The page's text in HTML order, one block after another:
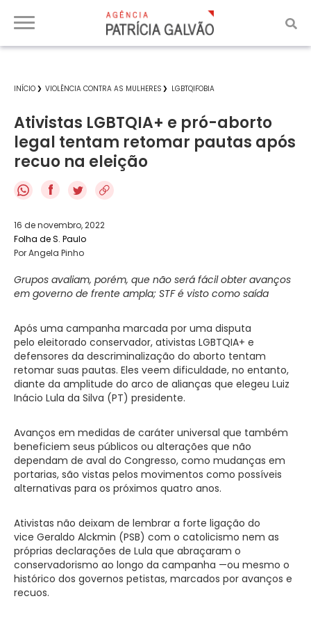
INÍCIO VIOLÊNCIA CONTRA AS MULHERES LGBTQIFOBIA
Ativistas LGBTQIA+ e pró-aborto
legal tentam retomar pautas após
recuo na eleição
f
16 de novembro, 2022
Folha de S. Paulo
Por Angela Pinho
Grupos avaliam, porém, que não será fácil obter avanços
em governo de frente ampla; STF é visto como saída
Após uma campanha marcada por uma disputa
pelo eleitorado conservador, ativistas LGBTQIA+ e
defensores da descriminalização do aborto tentam
retomar suas pautas. Eles veem dificuldade, no entanto,
diante da amplitude do arco de alianças que elegeu Luiz
Inácio Lula da Silva (PT) presidente.
Avanços em medidas de caráter universal que também
beneficiem seus públicos ou alterações que não
dependam de aval do Congresso, como mudanças em
portarias, são vistas pelos movimentos como possíveis
alternativas para os próximos quatro anos.
Ativistas não deixam de lembrar a forte ligação do
vice Geraldo Alckmin (PSB) com o catolicismo nem as
próprias declarações de Lula que abraçaram o
conservadorismo ao longo da campanha —ou mesmo o
histórico dos governos petistas, marcados por avanços e
recuos.